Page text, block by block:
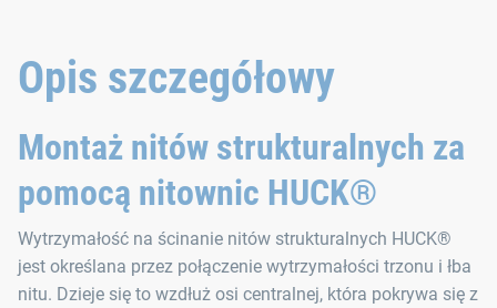
Opis szczegółowy
Montaż nitów strukturalnych za
pomocą nitownic HUCK®
Wytrzymałość na ścinanie nitów strukturalnych HUCK®
jest określana przez połączenie wytrzymałości trzonu i łba
nitu. Dzieje się to wzdłuż osi centralnej, która pokrywa się z